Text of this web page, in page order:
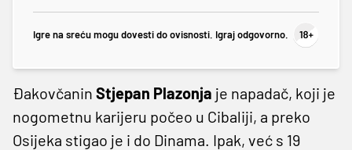
Igre na sreću mogu dovesti do ovisnosti. Igraj odgovorno.
Đakovčanin Stjepan Plazonja je napadač, koji je
nogometnu karijeru počeo u Cibaliji, a preko
Osijeka stigao je i do Dinama. Ipak, već s 19